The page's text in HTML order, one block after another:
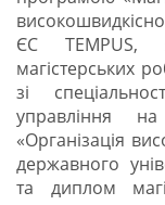
ЄС TEMPUS,
магістерських
зі
управління на
«Організація
державного
та диплом